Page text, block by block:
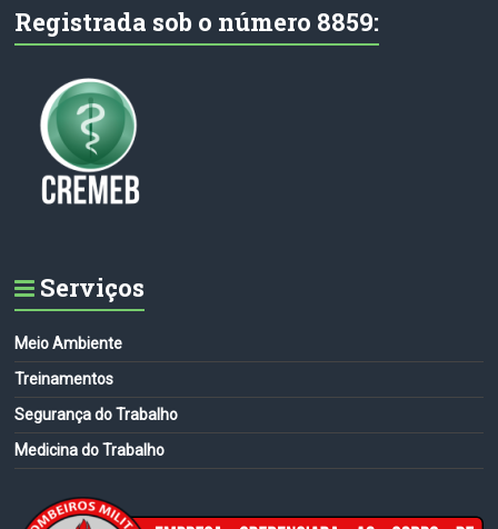
Registrada sob o número 8859:
Serviços
Meio Ambiente
Treinamentos
Segurança do Trabalho
Medicina do Trabalho